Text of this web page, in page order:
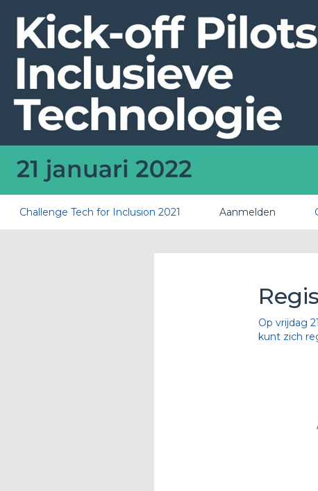
Challenge Tech for Inclusion 2021 Aanmelden
Op vrijdag
kunt zich